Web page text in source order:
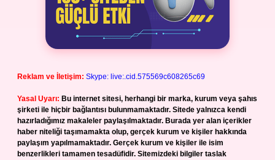
Reklam ve İletişim: Skype: live:.cid.575569c608265c69
Yasal Uyarı: Bu internet sitesi, herhangi bir marka, kurum veya şahıs
şirketi ile hiçbir bağlantısı bulunmamaktadır. Sitede yalnızca kendi
hazırladığımız makaleler paylaşılmaktadır. Burada yer alan içerikler
haber niteliği taşımamakta olup, gerçek kurum ve kişiler hakkında
paylaşım yapılmamaktadır. Gerçek kurum ve kişiler ile isim
benzerlikleri tamamen tesadüfidir. Sitemizdeki bilgiler taslak